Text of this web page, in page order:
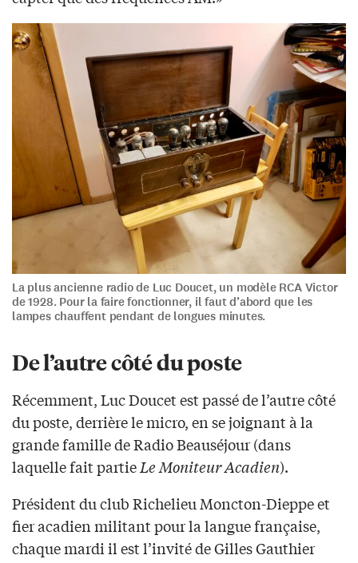
La plus ancienne radio de Luc Doucet, un modèle RCA Victor
de 1928. Pour la faire fonctionner, il faut d’abord que les
lampes chauffent pendant de longues minutes.
De l’autre côté du poste
Récemment, Luc Doucet est passé de l’autre côté
du poste, derrière le micro, en se joignant à la
grande famille de Radio Beauséjour (dans
laquelle fait partieLe Moniteur Acadien).
Président du club Richelieu Moncton-Dieppe et
fier acadien militant pour la langue française,
chaque mardi il est l’invité de Gilles Gauthier